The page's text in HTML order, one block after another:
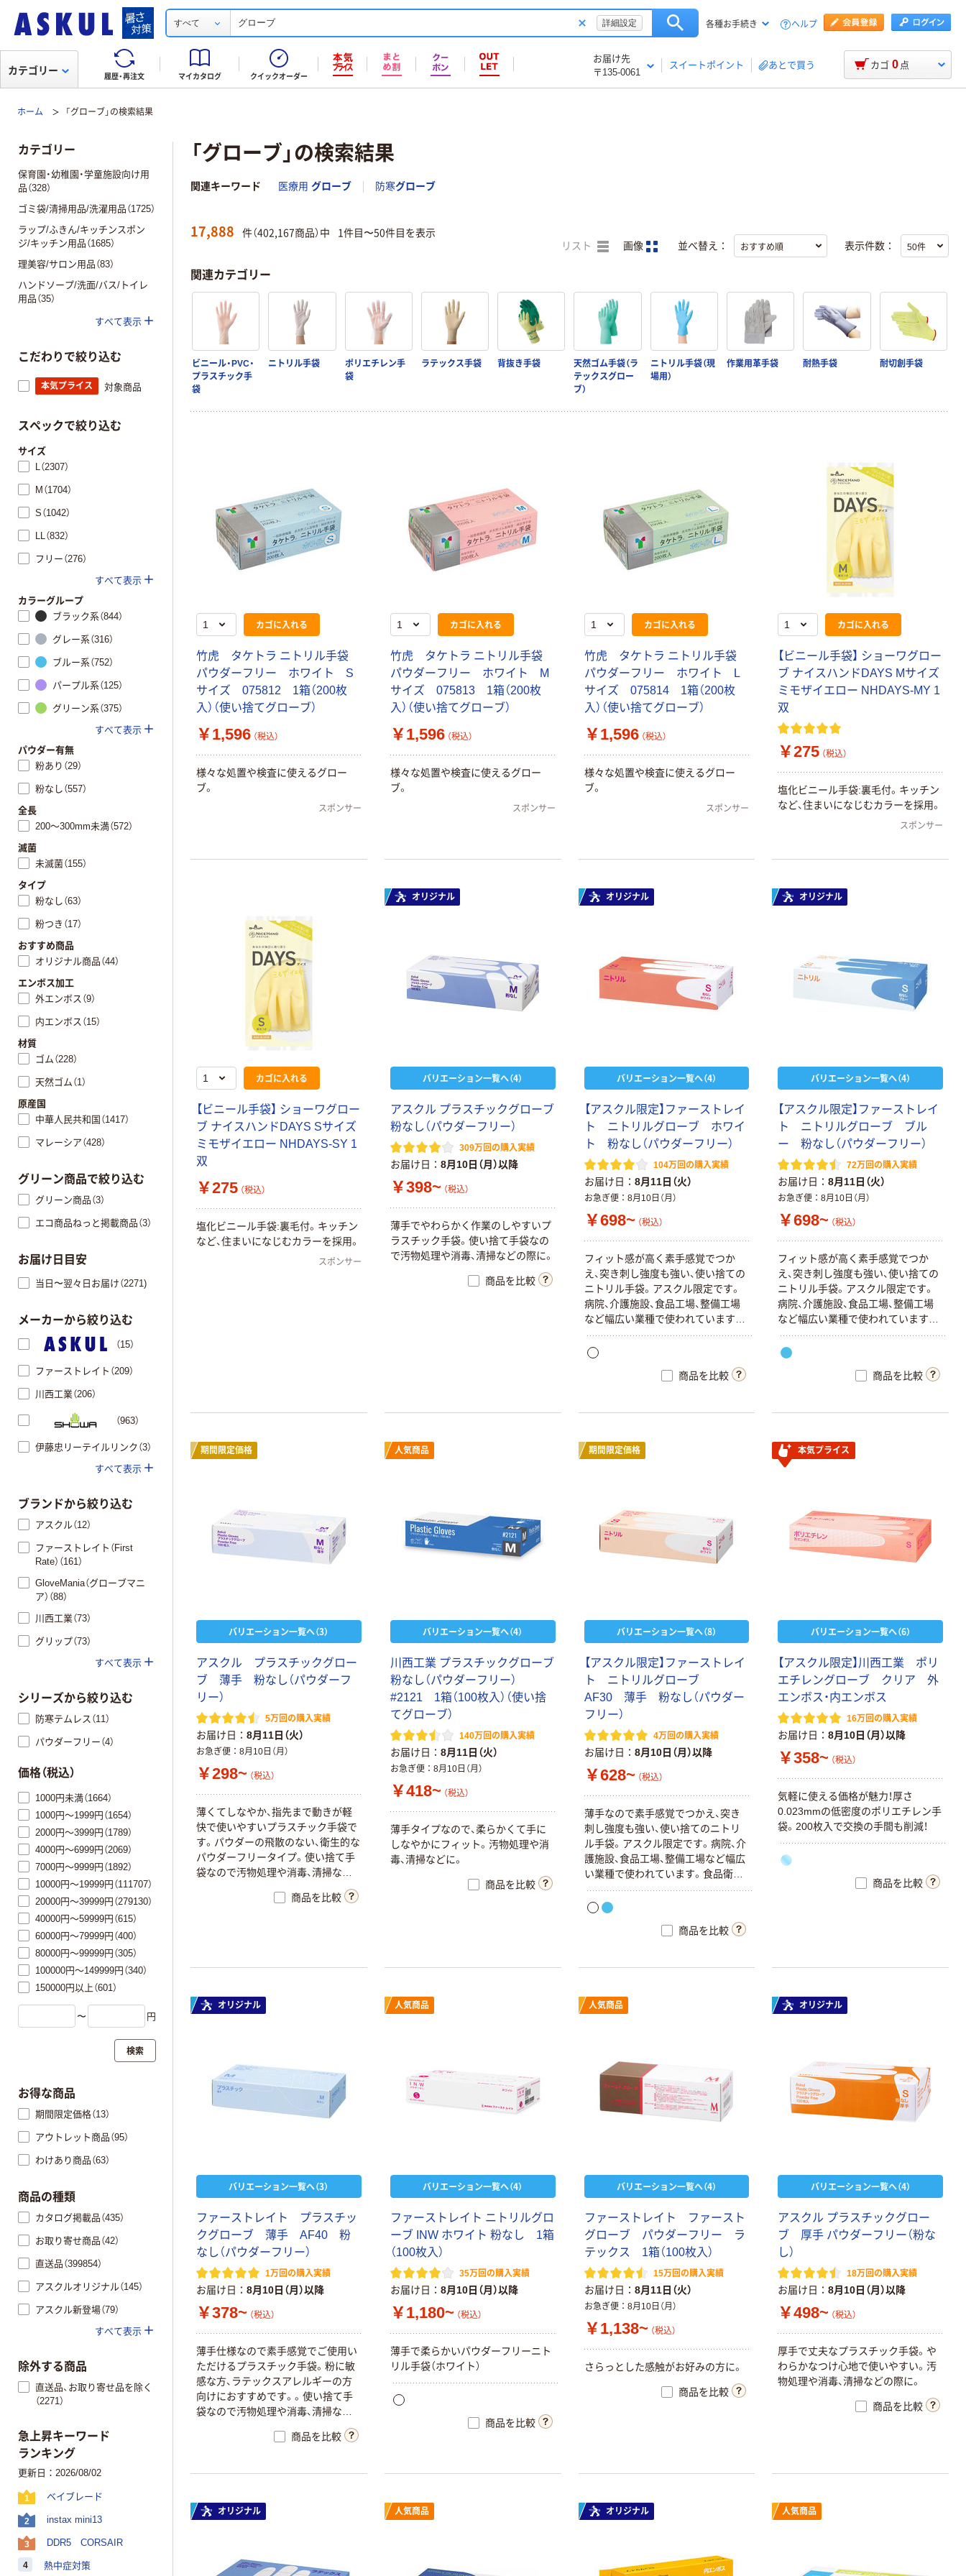
すべて 詳細設定 各種お手続き ヘルプ
履歴・再注文 マイカタログ クイックオーダー
お届け先
〒135-0061
スイートポイント あとで買う
カテゴリー カゴ 0 点
ホーム 「グローブ」の検索結果
「グローブ」の検索結果
関連キーワード 医療用 グローブ 防寒グローブ
17,888 件（402,167商品）中 1件目〜50件目を表示
リスト 画像 並べ替え： 表示件数：
関連カテゴリー
ビニール・PVC・
プラスチック手
袋
ニトリル手袋
ポリエチレン手
袋
ラテックス手袋 背抜き手袋
天然ゴム手袋（ラ
テックスグロー
ブ）
ニトリル手袋（現
場用）
作業用革手袋 耐熱手袋 耐切創手袋
カゴに入れる
竹虎 タケトラ ニトリル手袋
パウダーフリー ホワイト S
サイズ 075812 1箱（200枚
入）（使い捨てグローブ）
￥1,596 （税込）
様々な処置や検査に使えるグロー
ブ。
スポンサー
カゴに入れる
竹虎 タケトラ ニトリル手袋
パウダーフリー ホワイト M
サイズ 075813 1箱（200枚
入）（使い捨てグローブ）
￥1,596 （税込）
様々な処置や検査に使えるグロー
ブ。
スポンサー
カゴに入れる
竹虎 タケトラ ニトリル手袋
パウダーフリー ホワイト L
サイズ 075814 1箱（200枚
入）（使い捨てグローブ）
￥1,596 （税込）
様々な処置や検査に使えるグロー
ブ。
スポンサー
カゴに入れる
【ビニール手袋】 ショーワグロー
ブ ナイスハンドDAYS Mサイズ
ミモザイエロー NHDAYS-MY 1
双
￥275 （税込）
塩化ビニール手袋:裏毛付。キッチン
など、住まいになじむカラーを採用。
スポンサー
カゴに入れる
【ビニール手袋】 ショーワグロー
ブ ナイスハンドDAYS Sサイズ
ミモザイエロー NHDAYS-SY 1
双
￥275 （税込）
塩化ビニール手袋:裏毛付。キッチン
など、住まいになじむカラーを採用。
スポンサー
オリジナル
バリエーション一覧へ（4）
アスクル プラスチックグローブ
粉なし（パウダーフリー）
309万回の購入実績
お届け日 8月10日（月）以降
￥398~ （税込）
薄手でやわらかく作業のしやすいプ
ラスチック手袋。使い捨て手袋なの
で汚物処理や消毒、清掃などの際に。
商品を比較
オリジナル
バリエーション一覧へ（4）
【アスクル限定】ファーストレイ
ト ニトリルグローブ ホワイ
ト 粉なし（パウダーフリー）
104万回の購入実績
お届け日 8月11日（火）
お急ぎ便 8月10日（月）
￥698~ （税込）
フィット感が高く素手感覚でつか
え、突き刺し強度も強い、使い捨ての
ニトリル手袋。アスクル限定です。
病院、介護施設、食品工場、整備工場
など幅広い業種で使われています。
食品衛生法適合です。
商品を比較
オリジナル
バリエーション一覧へ（4）
【アスクル限定】ファーストレイ
ト ニトリルグローブ ブル
ー 粉なし（パウダーフリー）
72万回の購入実績
お届け日 8月11日（火）
お急ぎ便 8月10日（月）
￥698~ （税込）
フィット感が高く素手感覚でつか
え、突き刺し強度も強い、使い捨ての
ニトリル手袋。アスクル限定です。
病院、介護施設、食品工場、整備工場
など幅広い業種で使われています。
食品衛生法適合です。
商品を比較
期間限定価格
バリエーション一覧へ（3）
アスクル プラスチックグロー
ブ 薄手 粉なし（パウダーフ
リー）
5万回の購入実績
お届け日 8月11日（火）
お急ぎ便 8月10日（月）
￥298~ （税込）
薄くてしなやか、指先まで動きが軽
快で使いやすいプラスチック手袋で
す。パウダーの飛散のない、衛生的な
パウダーフリータイプ。使い捨て手
袋なので汚物処理や消毒、清掃など
商品を比較
人気商品
バリエーション一覧へ（4）
川西工業 プラスチックグローブ
粉なし（パウダーフリー）
#2121 1箱（100枚入）（使い捨
てグローブ）
140万回の購入実績
お届け日 8月11日（火）
お急ぎ便 8月10日（月）
￥418~ （税込）
薄手タイプなので、柔らかくて手に
しなやかにフィット。汚物処理や消
毒、清掃などに。
商品を比較
期間限定価格
バリエーション一覧へ（8）
【アスクル限定】ファーストレイ
ト ニトリルグローブ
AF30 薄手 粉なし（パウダー
フリー）
4万回の購入実績
お届け日 8月10日（月）以降
￥628~ （税込）
薄手なので素手感覚でつかえ、突き
刺し強度も強い、使い捨てのニトリ
ル手袋。アスクル限定です。病院、介
護施設、食品工場、整備工場など幅広
い業種で使われています。食品衛生
法適合です。
商品を比較
本気プライス
バリエーション一覧へ（6）
【アスクル限定】川西工業 ポリ
エチレングローブ クリア 外
エンボス・内エンボス
16万回の購入実績
お届け日 8月10日（月）以降
￥358~ （税込）
気軽に使える価格が魅力！厚さ
0.023mmの低密度のポリエチレン手
袋。200枚入で交換の手間も削減！
商品を比較
オリジナル
バリエーション一覧へ（3）
ファーストレイト プラスチッ
クグローブ 薄手 AF40 粉
なし（パウダーフリー）
1万回の購入実績
お届け日 8月10日（月）以降
￥378~ （税込）
薄手仕様なので素手感覚でご使用い
ただけるプラスチック手袋。粉に敏
感な方、ラテックスアレルギーの方
向けにおすすめです。。使い捨て手
袋なので汚物処理や消毒、清掃など
商品を比較
人気商品
バリエーション一覧へ（4）
ファーストレイト ニトリルグロ
ーブ INW ホワイト 粉なし 1箱
（100枚入）
35万回の購入実績
お届け日 8月10日（月）以降
￥1,180~ （税込）
薄手で柔らかいパウダーフリーニト
リル手袋（ホワイト）
商品を比較
人気商品
バリエーション一覧へ（4）
ファーストレイト ファースト
グローブ パウダーフリー ラ
テックス 1箱（100枚入）
15万回の購入実績
お届け日 8月11日（火）
お急ぎ便 8月10日（月）
￥1,138~ （税込）
さらっとした感触がお好みの方に。
商品を比較
オリジナル
バリエーション一覧へ（4）
アスクル プラスチックグロー
ブ 厚手 パウダーフリー（粉な
し）
18万回の購入実績
お届け日 8月10日（月）以降
￥498~ （税込）
厚手で丈夫なプラスチック手袋。や
わらかなつけ心地で使いやすい。汚
物処理や消毒、清掃などの際に。
商品を比較
オリジナル 人気商品 オリジナル 人気商品
カテゴリー
保育園・幼稚園・学童施設向け用
品（328）
ゴミ袋/清掃用品/洗濯用品（1725）
ラップ/ふきん/キッチンスポン
ジ/キッチン用品（1685）
理美容/サロン用品（83）
ハンドソープ/洗面/バス/トイレ
用品（35）
すべて表示
こだわりで絞り込む
本気プライス 対象商品
スペックで絞り込む
サイズ
L（2307）
M（1704）
S（1042）
LL（832）
フリー（276）
すべて表示
カラーグループ
ブラック系（844）
グレー系（316）
ブルー系（752）
パープル系（125）
グリーン系（375）
すべて表示
パウダー有無
粉あり（29）
粉なし（557）
全長
200～300mm未満（572）
滅菌
未滅菌（155）
タイプ
粉なし（63）
粉つき（17）
おすすめ商品
オリジナル商品（44）
エンボス加工
外エンボス（9）
内エンボス（15）
材質
ゴム（228）
天然ゴム（1）
原産国
中華人民共和国（1417）
マレーシア（428）
グリーン商品で絞り込む
グリーン商品（3）
エコ商品ねっと掲載商品（3）
お届け日目安
当日〜翌々日お届け（2271)
メーカーから絞り込む
（15）
ファーストレイト（209）
川西工業（206）
（963）
伊藤忠リーテイルリンク（3）
すべて表示
ブランドから絞り込む
アスクル（12）
ファーストレイト（First
Rate）（161）
GloveMania（グローブマニ
ア）（88）
川西工業（73）
グリップ（73）
すべて表示
シリーズから絞り込む
防寒テムレス（11）
パウダーフリー（4）
価格（税込）
1000円未満（1664）
1000円～1999円（1654）
2000円～3999円（1789）
4000円～6999円（2069）
7000円～9999円（1892）
10000円～19999円（111707）
20000円～39999円（279130）
40000円～59999円（615）
60000円～79999円（400）
80000円～99999円（305）
100000円～149999円（340）
150000円以上（601）
〜 円
検索
お得な商品
期間限定価格（13）
アウトレット商品（95）
わけあり商品（63）
商品の種類
カタログ掲載品（435）
お取り寄せ商品（42）
直送品（399854）
アスクルオリジナル（145）
アスクル新登場（79）
すべて表示
除外する商品
直送品、お取り寄せ品を除く
（2271）
急上昇キーワード
ランキング
更新日：2026/08/02
1 ベイブレード
2 instax mini13
3 DDR5 CORSAIR
4 熱中症対策